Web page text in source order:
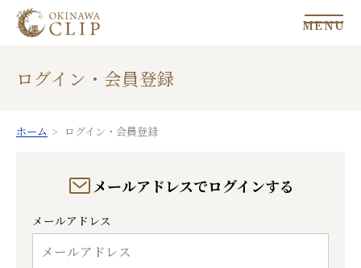
MENU
ログイン・会員登録
ホーム ログイン・会員登録
メールアドレスでログインする
メールアドレス